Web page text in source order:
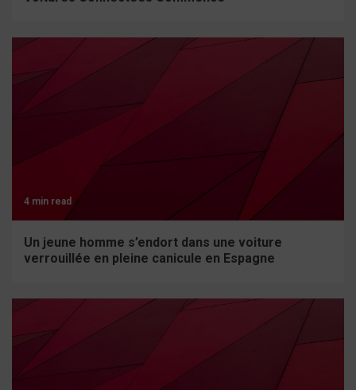
4 min read
Un jeune homme s’endort dans une voiture
verrouillée en pleine canicule en Espagne